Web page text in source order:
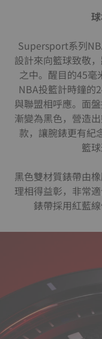
Supersport系列
設計來向籃球致敬
之中。醒目的45毫
NBA投籃計時鐘的
與聯盟相呼應。面
漸變為黑色，營造
款，讓腕錶更有紀
籃
黑色雙材質錶帶由
理相得益彰，非常
錶帶採用紅藍